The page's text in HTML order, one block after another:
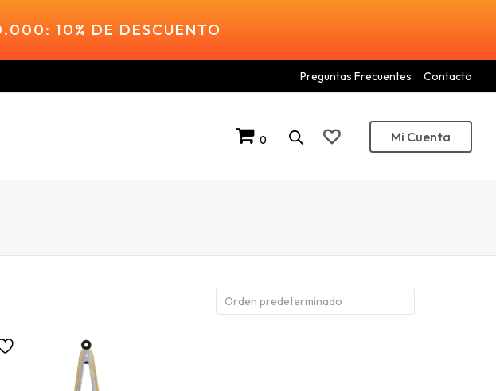
10% DE DESCUENTO
Preguntas Frecuentes Contacto
0 Mi Cuenta